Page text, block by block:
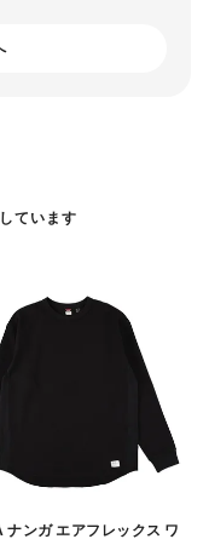
ています
ナンガ エアフレックス ワ